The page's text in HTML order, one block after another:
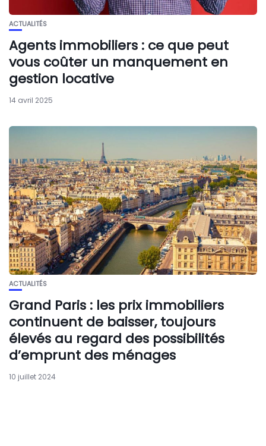
ACTUALITÉS
Agents immobiliers : ce que peut
vous coûter un manquement en
gestion locative
14 avril 2025
ACTUALITÉS
Grand Paris : les prix immobiliers
continuent de baisser, toujours
élevés au regard des possibilités
d’emprunt des ménages
10 juillet 2024